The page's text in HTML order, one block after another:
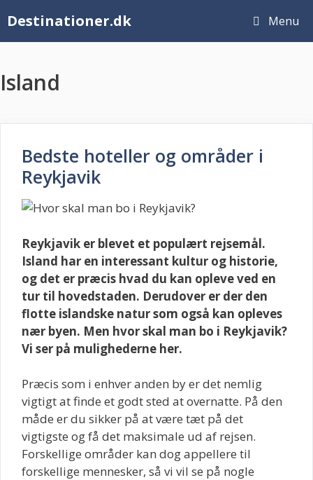
til
indhold
Destinationer.dk Menu
Island
Bedste hoteller og områder i
Reykjavik
Reykjavik er blevet et populært rejsemål.
Island har en interessant kultur og historie,
og det er præcis hvad du kan opleve ved en
tur til hovedstaden. Derudover er der den
flotte islandske natur som også kan opleves
nær byen. Men hvor skal man bo i Reykjavik?
Vi ser på mulighederne her.
Præcis som i enhver anden by er det nemlig
vigtigt at finde et godt sted at overnatte. På den
måde er du sikker på at være tæt på det
vigtigste og få det maksimale ud af rejsen.
Forskellige områder kan dog appellere til
forskellige mennesker, så vi vil se på nogle